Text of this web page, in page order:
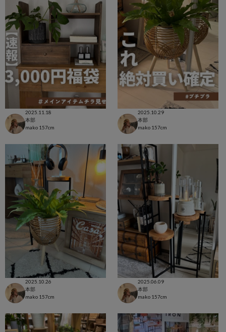
2025.11.18
本部
mako 157cm
2025.10.29
本部
mako 157cm
2025.10.26
本部
mako 157cm
2025.06.09
本部
mako 157cm